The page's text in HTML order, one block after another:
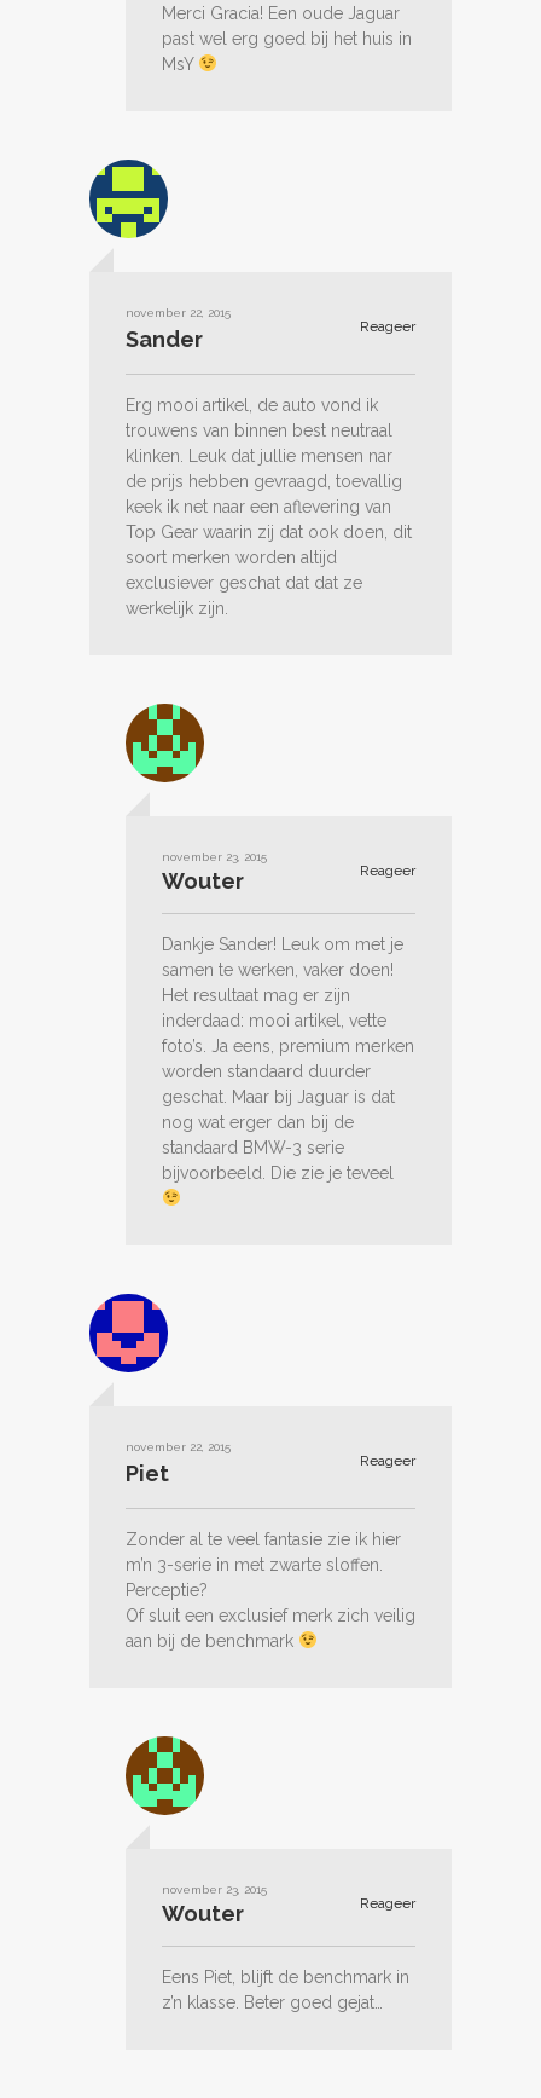
Merci Gracia! Een oude Jaguar
past wel erg goed bij het huis in
MsY
november 22, 2015
Reageer
Sander
Erg mooi artikel, de auto vond ik
trouwens van binnen best neutraal
klinken. Leuk dat jullie mensen nar
de prijs hebben gevraagd, toevallig
keek ik net naar een aflevering van
Top Gear waarin zij dat ook doen, dit
soort merken worden altijd
exclusiever geschat dat dat ze
werkelijk zijn.
november 23, 2015
Reageer
Wouter
Dankje Sander! Leuk om met je
samen te werken, vaker doen!
Het resultaat mag er zijn
inderdaad: mooi artikel, vette
foto’s. Ja eens, premium merken
worden standaard duurder
geschat. Maar bij Jaguar is dat
nog wat erger dan bij de
standaard BMW-3 serie
bijvoorbeeld. Die zie je teveel
november 22, 2015
Reageer
Piet
Zonder al te veel fantasie zie ik hier
m’n 3-serie in met zwarte sloffen.
Perceptie?
Of sluit een exclusief merk zich veilig
aan bij de benchmark
november 23, 2015
Reageer
Wouter
Eens Piet, blijft de benchmark in
z’n klasse. Beter goed gejat…